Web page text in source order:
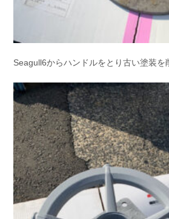
Seagull6からハンドルをとり古い塗装を